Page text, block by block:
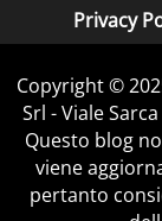
Privacy
Copyright ©
Srl - Viale
Questo blog
viene
pertanto